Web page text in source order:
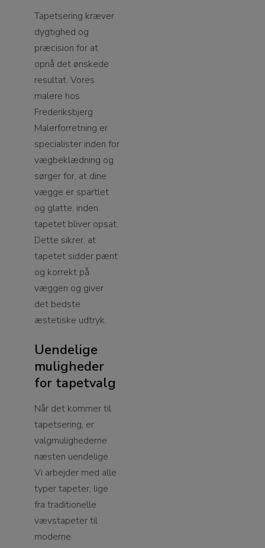
Tapetsering kræver
dygtighed og
præcision for at
opnå det ønskede
resultat. Vores
malere hos
Frederiksbjerg
Malerforretning er
specialister inden for
vægbeklædning og
sørger for, at dine
vægge er spartlet
og glatte, inden
tapetet bliver opsat.
Dette sikrer, at
tapetet sidder pænt
og korrekt på
væggen og giver
det bedste
æstetiske udtryk.
Uendelige
muligheder
for tapetvalg
Når det kommer til
tapetsering, er
valgmulighederne
næsten uendelige.
Vi arbejder med alle
typer tapeter, lige
fra traditionelle
vævstapeter til
moderne